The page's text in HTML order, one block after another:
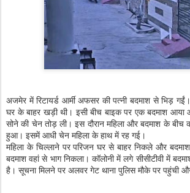
अजमेर में रिटायर्ड आर्मी अफसर की पत्नी बदमाश से भिड़
घर के बाहर खड़ी थी। इसी बीच बाइक पर एक बदमाश
सोने की चेन तोड़ ली। इस दौरान महिला और बदमाश के बीच
हुआ। इसमें आधी चेन महिला के हाथ में रह गई।
महिला के चिल्लाने पर परिजन घर से बाहर निकले और
बदमाश वहां से भाग निकला। कॉलोनी में लगे सीसीटीवी में
है। सूचना मिलने पर अलवर गेट थाना पुलिस मौके पर पहुंची